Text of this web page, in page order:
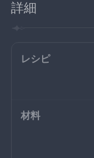
詳細
レシピ
材料